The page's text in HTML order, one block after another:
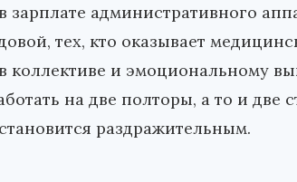
зарплате административного
тех, кто оказывает
коллективе и эмоциональному
на две полторы, а то и две
раздражительным.